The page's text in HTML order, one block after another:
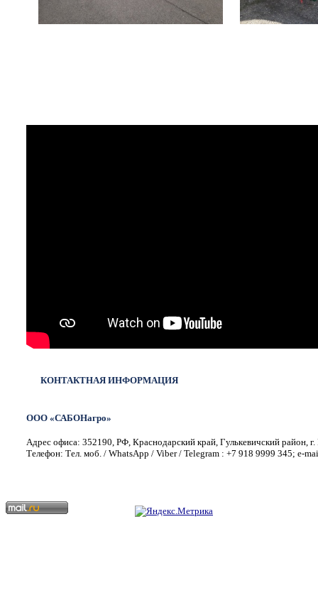
КОНТАКТНАЯ ИНФОРМАЦИЯ
ООО «САБОНагро»
Адрес офиса: 352190, РФ, Краснодарский край, Гулькевичский район,
Телефон: Тел. моб. / WhatsApp / Viber / Telegram : +7 918 9999 345; e-